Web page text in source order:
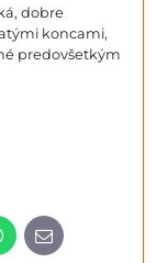
dobre
koncami,
predovšetkým
E-
mail